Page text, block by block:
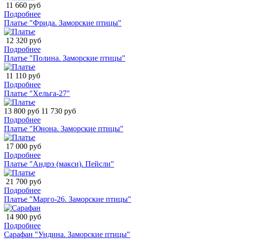
11 660 руб
Подробнее
Платье "Фрида. Заморские птицы"
12 320 руб
Подробнее
Платье "Полина. Заморские птицы"
11 110 руб
Подробнее
Платье "Хельга-27"
13 800 руб 11 730 руб
Подробнее
Платье "Юнона. Заморские птицы"
17 000 руб
Подробнее
Платье "Андрэ (макси). Пейсли"
21 700 руб
Подробнее
Платье "Марго-26. Заморские птицы"
14 900 руб
Подробнее
Сарафан "Ундина. Заморские птицы"